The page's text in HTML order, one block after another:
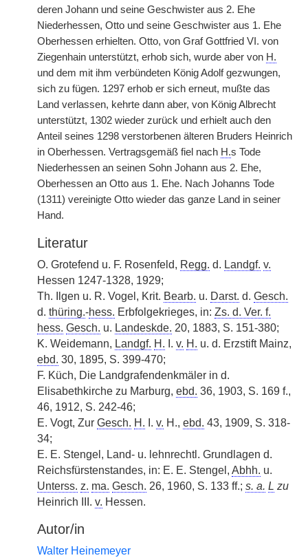
deren Johann und seine Geschwister aus 2. Ehe
Niederhessen, Otto und seine Geschwister aus 1. Ehe
Oberhessen erhielten. Otto, von Graf Gottfried VI. von
Ziegenhain unterstützt, erhob sich, wurde aber von H.
und dem mit ihm verbündeten König Adolf gezwungen,
sich zu fügen. 1297 erhob er sich erneut, mußte das
Land verlassen, kehrte dann aber, von König Albrecht
unterstützt, 1302 wieder zurück und erhielt auch den
Anteil seines 1298 verstorbenen älteren Bruders Heinrich
in Oberhessen. Vertragsgemäß fiel nach H.s Tode
Niederhessen an seinen Sohn Johann aus 2. Ehe,
Oberhessen an Otto aus 1. Ehe. Nach Johanns Tode
(1311) vereinigte Otto wieder das ganze Land in seiner
Hand.
Literatur
O. Grotefend u. F. Rosenfeld, Regg. d. Landgf. v.
Hessen 1247-1328, 1929;
Th. Ilgen u. R. Vogel, Krit. Bearb. u. Darst. d. Gesch.
d. thüring.-hess. Erbfolgekrieges, in: Zs. d. Ver. f.
hess. Gesch. u. Landeskde. 20, 1883, S. 151-380;
K. Weidemann, Landgf. H. I. v. H. u. d. Erzstift Mainz,
ebd. 30, 1895, S. 399-470;
F. Küch, Die Landgrafendenkmäler in d.
Elisabethkirche zu Marburg, ebd. 36, 1903, S. 169 f.,
46, 1912, S. 242-46;
E. Vogt, Zur Gesch. H. I. v. H., ebd. 43, 1909, S. 318-
34;
E. E. Stengel, Land- u. lehnrechtl. Grundlagen d.
Reichsfürstenstandes, in: E. E. Stengel, Abhh. u.
Unterss. z. ma. Gesch. 26, 1960, S. 133 ff.; s. a. L zu
Heinrich III. v. Hessen.
Autor/in
Walter Heinemeyer